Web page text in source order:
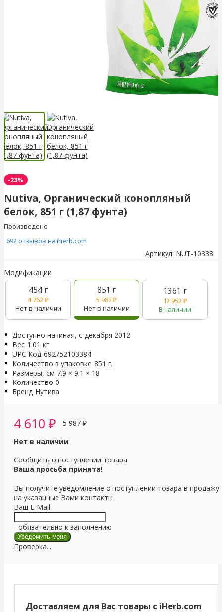
-23%
Nutiva, Органический конопляный
белок, 851 г (1,87 фунта)
Произведено
692 отзывов на iherb.com
Артикул: NUT-10338
Модификации
454 г
4 762₽
Нет в наличии
851 г
5 987₽
Нет в наличии
1361 г
12 952₽
В наличии
Доступно начиная, с декабря 2012
Вес 1.01 кг
UPC Код 692752103384
Количество в упаковке 851 г.
Размеры, см 7.9 × 9.1 × 18
Количество 0
Бренд Нутива
4 610 ₽ 5 987 ₽
Нет в наличии
Сообщить о поступлении товара
Ваша просьба принята!
Вы получите уведомление о поступлении товара в продажу
на указанные Вами контакты
Ваш E-Mail
- обязательно к заполнению
Проверка...
Доставляем для Вас товары с iHerb.com